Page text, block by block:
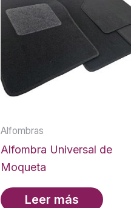
Alfombras
Alfombra Universal de
Moqueta
Leer más